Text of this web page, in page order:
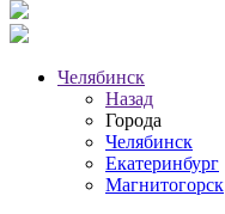
Челябинск
Назад
Города
Челябинск
Екатеринбург
Магнитогорск